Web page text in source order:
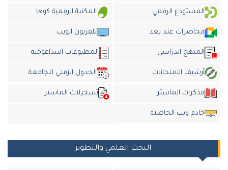
المستودع الرقمي المكتبة الرقمية كوها
محاضرات عند بعد تلفزيون الويب
المنهج الدراسي المطبوعات البيداغوجية
أرشيف الامتحانات الجدول الزمني للجامعة
مذكرات الماستر تسجيلات الماستر
خادم ويب الحاضنة
البحث العلمي والتطوير